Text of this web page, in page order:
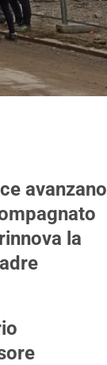
avanzano
la